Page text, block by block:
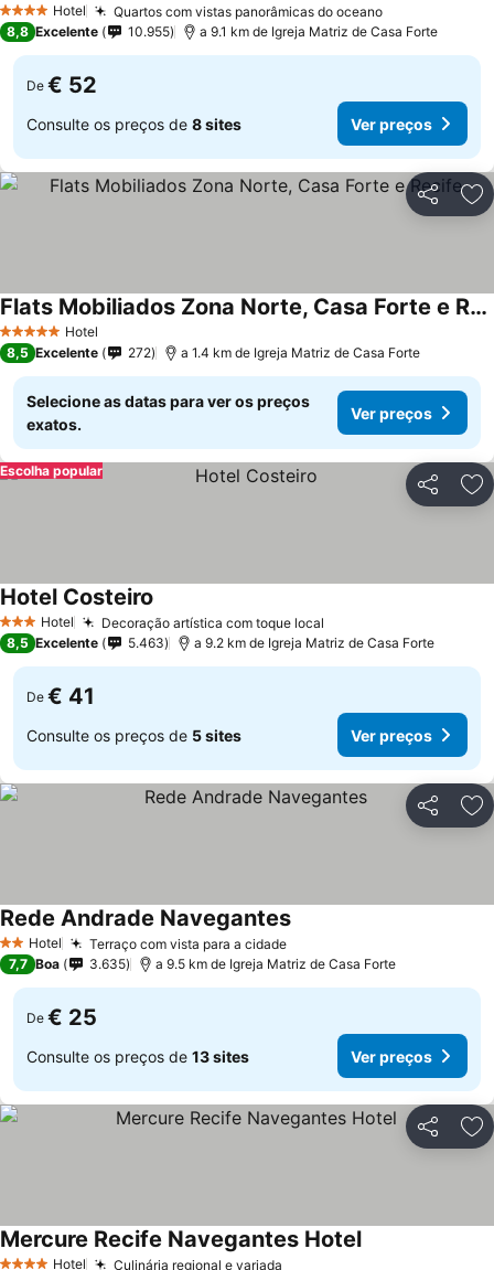
4 EstrelasHotel Quartos com vistas panorâmicas do oceano
8,8 Excelente 10.955 a 9.1 km de Igreja Matriz de Casa Forte
De € 52
Consulte os preços de 8 sites Ver preços
Partilhar
5 Estrelas Hotel
Flats Mobiliados Zona Norte, Casa Forte e Recife
8,5 Excelente 272 a 1.4 km de Igreja Matriz de Casa Forte
Selecione as datas para ver os preços
exatos.
Ver preços
Partilhar
Escolha popular
3 EstrelasHotel Decoração artística com toque local
Hotel Costeiro
8,5 Excelente 5.463 a 9.2 km de Igreja Matriz de Casa Forte
De € 41
Consulte os preços de 5 sites Ver preços
Partilhar
2 Estrelas
Hotel Terraço com vista para a cidade
Rede Andrade Navegantes
7,7 Boa 3.635 a 9.5 km de Igreja Matriz de Casa Forte
De € 25
Consulte os preços de 13 sites Ver preços
Partilhar
Hotel Culinária regional e variada
Mercure Recife Navegantes Hotel